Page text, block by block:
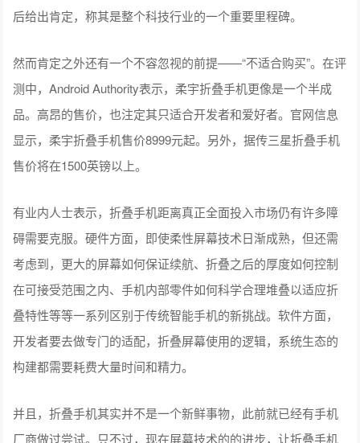
后给出肯定，称其是整个科技行业的一个重要里程碑。
然而肯定之外还有一个不容忽视的前提——“不适合购买”。在评
测中，Android Authority表示，柔宇折叠手机更像是一个半成
品。高昂的售价，也注定其只适合开发者和爱好者。官网信息
显示，柔宇折叠手机售价8999元起。另外，据传三星折叠手机
售价将在1500英镑以上。
有业内人士表示，折叠手机距离真正全面投入市场仍有许多障
碍需要克服。硬件方面，即使柔性屏幕技术日渐成熟，但还需
考虑到，更大的屏幕如何保证续航、折叠之后的厚度如何控制
在可接受范围之内、手机内部零件如何科学合理堆叠以适应折
叠特性等等一系列区别于传统智能手机的新挑战。软件方面，
开发者要去做专门的适配，折叠屏幕使用的逻辑，系统生态的
构建都需要耗费大量时间和精力。
并且，折叠手机其实并不是一个新鲜事物，此前就已经有手机
厂商做过尝试。只不过，现在屏幕技术的的进步，让折叠手机